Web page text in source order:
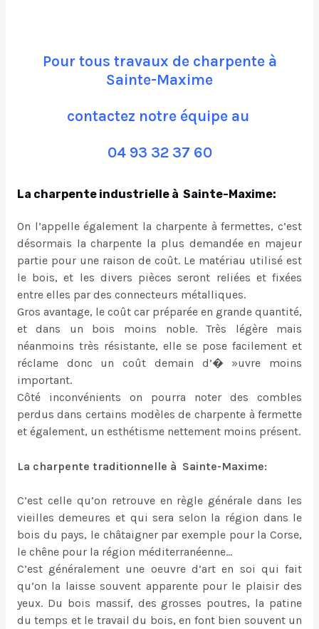
Pour tous travaux de charpente à
Sainte-Maxime
contactez notre équipe au
04 93 32 37 60
La charpente industrielle à Sainte-Maxime:
On l’appelle également la charpente à fermettes, c’est
désormais la charpente la plus demandée en majeur
partie pour une raison de coût. Le matériau utilisé est
le bois, et les divers pièces seront reliées et fixées
entre elles par des connecteurs métalliques.
Gros avantage, le coût car préparée en grande quantité,
et dans un bois moins noble. Très légère mais
néanmoins très résistante, elle se pose facilement et
réclame donc un coût demain d’� »uvre moins
important.
Côté inconvénients on pourra noter des combles
perdus dans certains modèles de charpente à fermette
et également, un esthétisme nettement moins présent.
La charpente traditionnelle à Sainte-Maxime:
C’est celle qu’on retrouve en règle générale dans les
vieilles demeures et qui sera selon la région dans le
bois du pays, le châtaigner par exemple pour la Corse,
le chêne pour la région méditerranéenne…
C’est généralement une oeuvre d’art en soi qui fait
qu’on la laisse souvent apparente pour le plaisir des
yeux. Du bois massif, des grosses poutres, la patine
du temps et le travail du bois, en font bien souvent un